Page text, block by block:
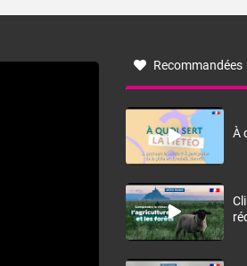
qui part du Roussillon à la
montagneuses d’où
Recommandées
À